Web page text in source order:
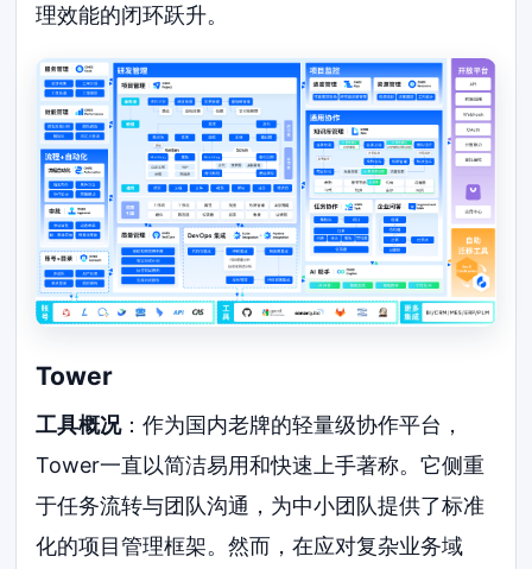
理效能的闭环跃升。
Tower
工具概况：作为国内老牌的轻量级协作平台，
Tower一直以简洁易用和快速上手著称。它侧重
于任务流转与团队沟通，为中小团队提供了标准
化的项目管理框架。然而，在应对复杂业务域